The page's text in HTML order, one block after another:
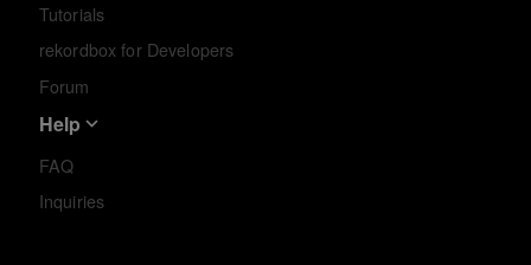
Tutorials
rekordbox for Developers
Forum
Help
FAQ
Inquiries